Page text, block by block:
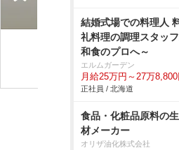
結婚式場での料理人
礼料理の調理スタッ
和食のプロへ～
エルムガーデン
月給25万円～27万8,800
正社員 / 北海道
食品・化粧品原料の
材メーカー
オリザ油化株式会社